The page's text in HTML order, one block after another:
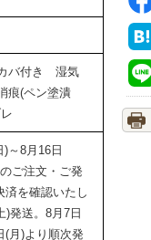
バ付き 湿気
痕(ペン塗潰
)～8月16日
ご注文・ご発
済を確認いたし
)発送。8月7日
(月)より順次発